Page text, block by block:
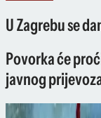
U Zagrebu se
Povorka će
javnog